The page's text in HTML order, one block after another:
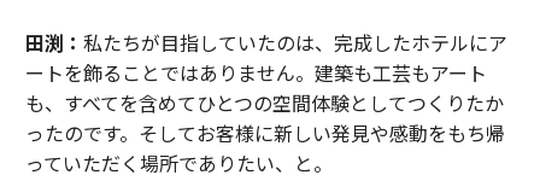
田渕： 私たちが目指していたのは、完成したホテルにア
ートを飾ることではありません。建築も工芸もアート
も、すべてを含めてひとつの空間体験としてつくりたか
ったのです。そしてお客様に新しい発見や感動をもち帰
っていただく場所でありたい、と。